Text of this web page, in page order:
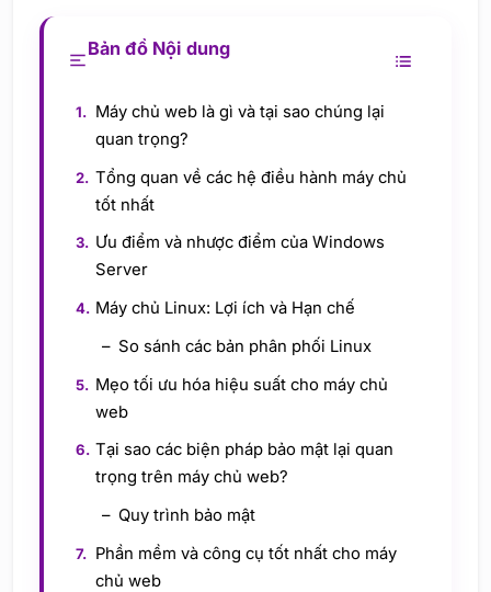
Bản đồ Nội dung
Máy chủ web là gì và tại sao chúng lại
quan trọng?
Tổng quan về các hệ điều hành máy chủ
tốt nhất
Ưu điểm và nhược điểm của Windows
Server
Máy chủ Linux: Lợi ích và Hạn chế
So sánh các bản phân phối Linux
Mẹo tối ưu hóa hiệu suất cho máy chủ
web
Tại sao các biện pháp bảo mật lại quan
trọng trên máy chủ web?
Quy trình bảo mật
Phần mềm và công cụ tốt nhất cho máy
chủ web